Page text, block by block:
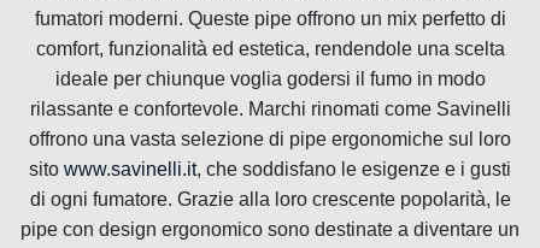
fumatori moderni. Queste pipe offrono un mix perfetto di
comfort, funzionalità ed estetica, rendendole una scelta
ideale per chiunque voglia godersi il fumo in modo
rilassante e confortevole. Marchi rinomati come Savinelli
offrono una vasta selezione di pipe ergonomiche sul loro
sito www.savinelli.it, che soddisfano le esigenze e i gusti
di ogni fumatore. Grazie alla loro crescente popolarità, le
pipe con design ergonomico sono destinate a diventare un